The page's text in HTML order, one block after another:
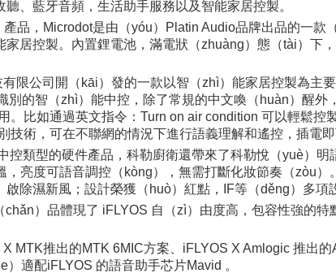
、藍牙音頻，生活助手服務以及智能家居控製。
品，Microdot是由（yóu）Platin Audio品牌出品的一
居控製。內置鋰電池，滿電狀（zhuàng）態（tài）下
限公司開（kāi）發的一款以智（zhì）能家居控製為主
別的智（zhì）能中控，除了常規的中文喚（huàn）醒
。比如通過英文指令：Turn on air condition 可以輕鬆
術，可在不聯網的情況下進行語義理解和遙控，插電即
控類型的硬件產品，科勒廚衛還帶來了科勒悅（yuè）
，亮度可語音調控（kòng），無需打斷化妝節奏（zòu
除濕新風；設計榮獲（huò）紅點，IF等（děng）多項
）品體現了 iFLYOS 自（zì）由度高，包容性強的
MTK推出的MTK 6MIC方案、iFLYOS X Amlogic 推出
適配iFLYOS 的語音助手芯片Mavid 。